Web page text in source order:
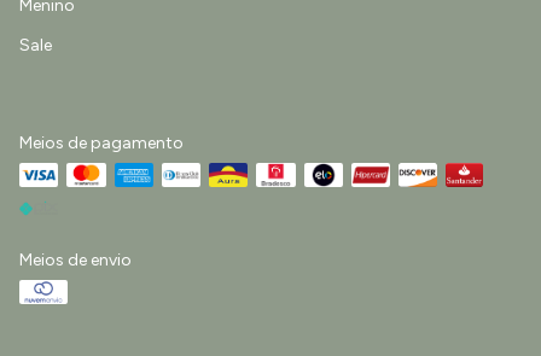
Menino
Sale
Meios de pagamento
Meios de envio